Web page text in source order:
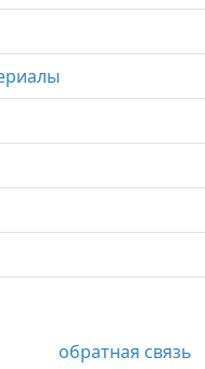
обратная связь